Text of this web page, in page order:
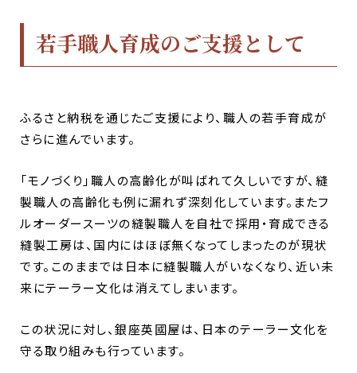
若手職人育成のご支援として
ふるさと納税を通じたご支援により、職人の若手育成が
さらに進んでいます。
「モノづくり」職人の高齢化が叫ばれて久しいですが、縫
製職人の高齢化も例に漏れず深刻化しています。またフ
ルオーダースーツの縫製職人を自社で採用・育成できる
縫製工房は、国内にはほぼ無くなってしまったのが現状
です。このままでは日本に縫製職人がいなくなり、近い未
来にテーラー文化は消えてしまいます。
この状況に対し、 銀座英國屋は、日本のテーラー文化を
守る取り組みも行っています。